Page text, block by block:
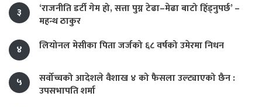
३
‘राजनीति डर्टी गेम हो, सत्ता पुग्न टेढा–मेढा बाटो हिँड्नुपर्छ’ –
महन्थ ठाकुर
४
लियोनल मेसीका पिता जर्जको ६८ वर्षको उमेरमा निधन
५
सर्वोच्चको आदेशले वैशाख ४ को फैसला उल्ट्याएको छैन :
उपसभापति शर्मा